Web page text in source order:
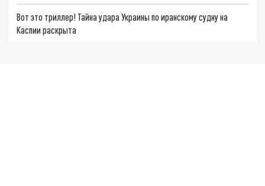
Вот это триллер! Тайна удара Украины по иранскому судну на
Каспии раскрыта